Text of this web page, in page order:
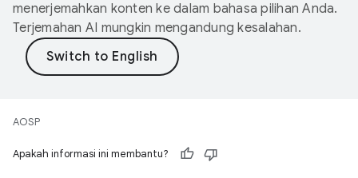
menerjemahkan konten ke dalam bahasa pilihan Anda.
Terjemahan AI mungkin mengandung kesalahan.
AOSP
Apakah informasi ini membantu?